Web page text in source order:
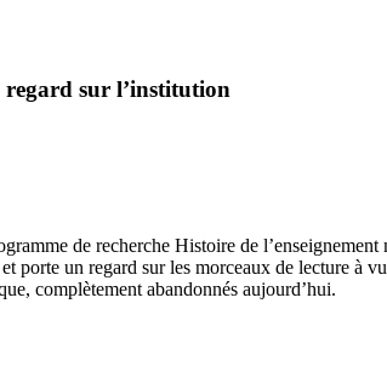
regard sur l’institution
de recherche Histoire de
un regard sur les morceaux de lecture à
complètement abandonnés aujourd’hui.